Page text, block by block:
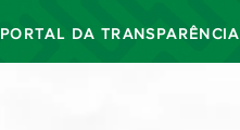
PORTAL DA TRANSPARÊNCIA